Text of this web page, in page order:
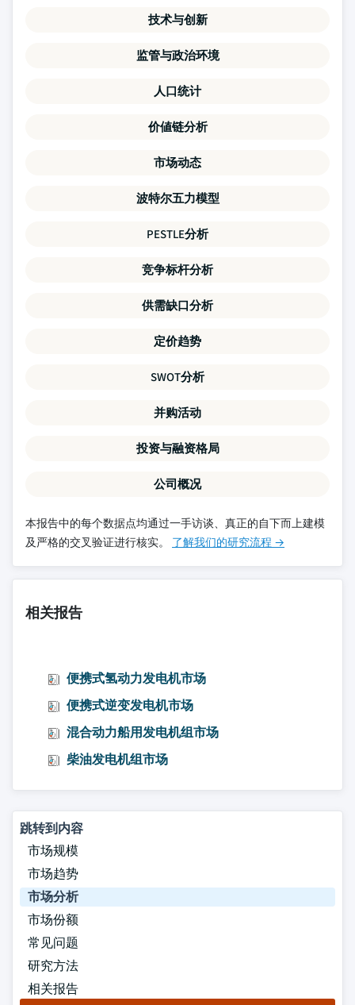
技术与创新
监管与政治环境
人口统计
价値链分析
市场动态
波特尔五力模型
PESTLE分析
竞争标杆分析
供需缺口分析
定价趋势
SWOT分析
并购活动
投资与融资格局
公司概况
本报告中的每个数据点均通过一手访谈、真正的自下而上建模
及严格的交叉验证进行核实。 了解我们的研究流程 →
相关报告
便携式氢动力发电机市场
便携式逆变发电机市场
混合动力船用发电机组市场
柴油发电机组市场
跳转到内容
市场规模
市场趋势
市场分析
市场份额
常见问题
研究方法
相关报告